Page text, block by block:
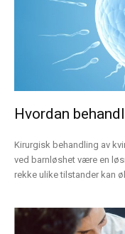
Hvordan
Kirurgisk behandling av
ved barnløshet være en
rekke ulike tilstander kan